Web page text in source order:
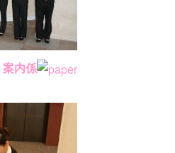
案内係